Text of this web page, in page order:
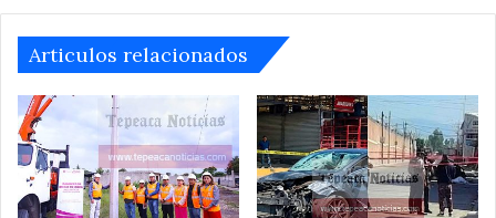
Articulos relacionados